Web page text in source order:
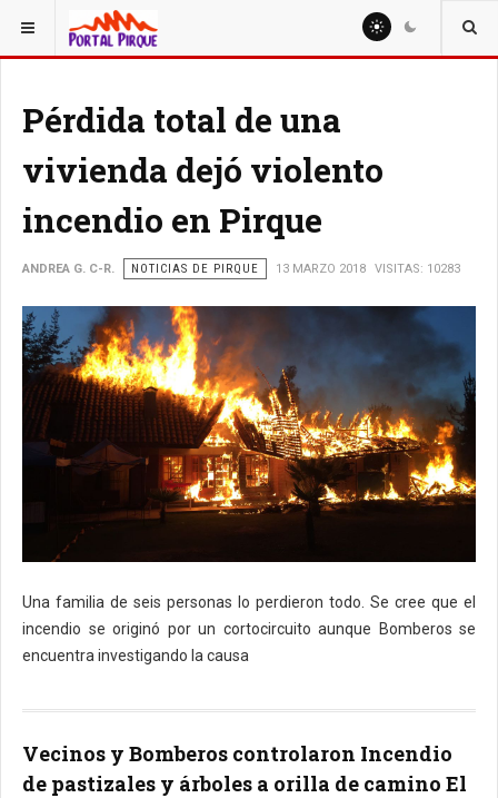
ESTÁ AQUÍ: NOTICIAS
Pérdida total de una
vivienda dejó violento
incendio en Pirque
ANDREA G. C-R. NOTICIAS DE PIRQUE 13 MARZO 2018 VISITAS: 10283
Una familia de seis personas lo perdieron todo. Se cree que el
incendio se originó por un cortocircuito aunque Bomberos se
encuentra investigando la causa
Vecinos y Bomberos controlaron Incendio
de pastizales y árboles a orilla de camino El